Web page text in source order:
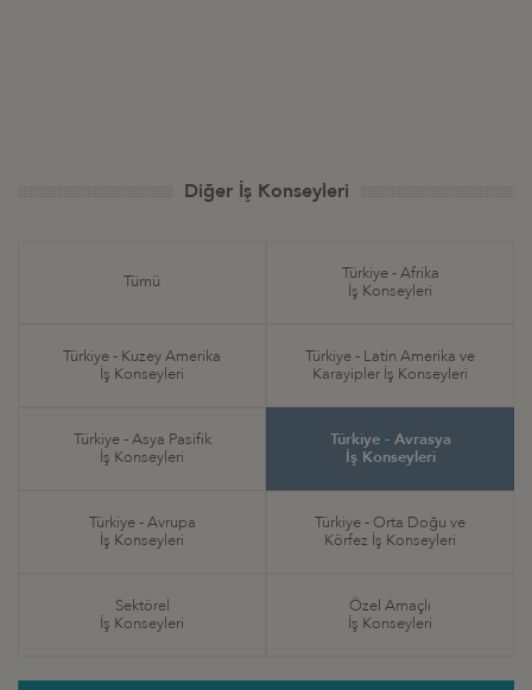
Diğer İş Konseyleri
Tümü
Türkiye - Afrika
İş Konseyleri
Türkiye - Kuzey Amerika
İş Konseyleri
Türkiye - Latin Amerika ve
Karayipler İş Konseyleri
Türkiye - Asya Pasifik
İş Konseyleri
Türkiye - Avrasya
İş Konseyleri
Türkiye - Avrupa
İş Konseyleri
Türkiye - Orta Doğu ve
Körfez İş Konseyleri
Sektörel
İş Konseyleri
Özel Amaçlı
İş Konseyleri